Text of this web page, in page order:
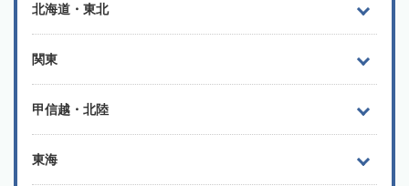
北海道・東北
関東
甲信越・北陸
東海